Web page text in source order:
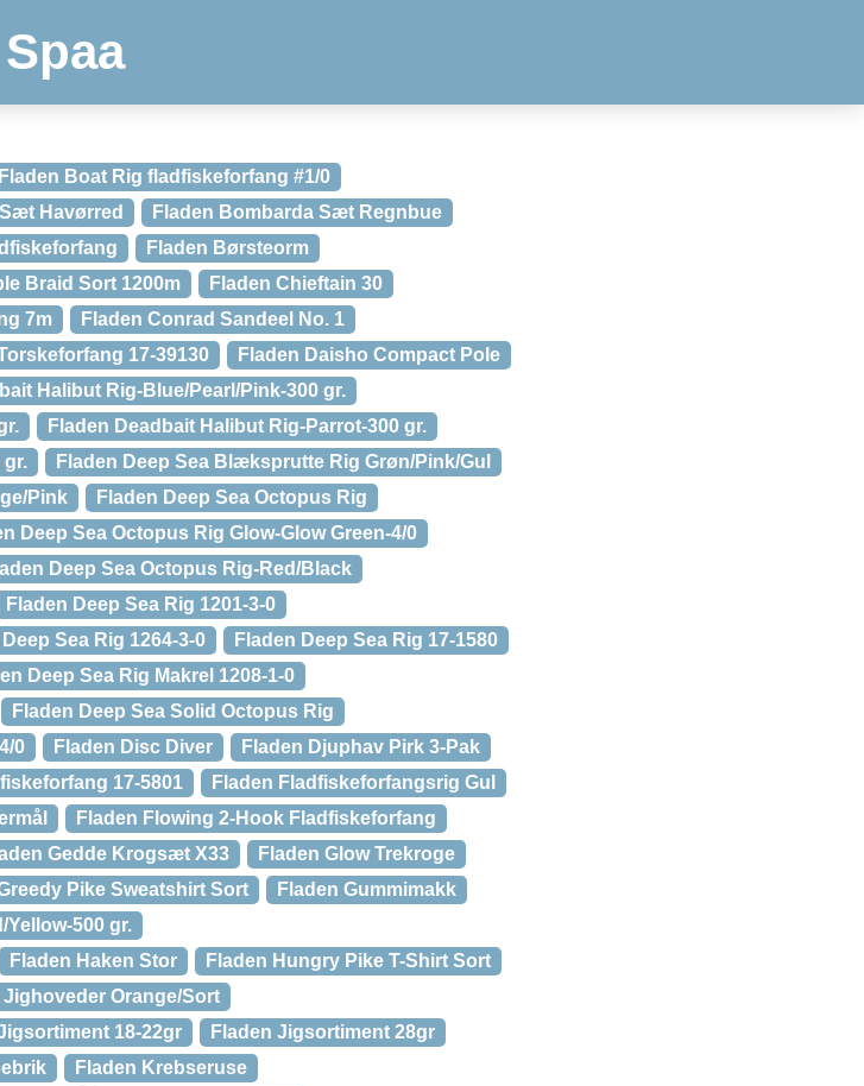
Spaa
Fladen Boat Rig fladfiskeforfang #1/0
Havørred
Fladen Bombarda Sæt Regnbue
Fladen Børsteorm
Braid Sort 1200m
Fladen Chieftain 30
7m
Fladen Conrad Sandeel No. 1
17-39130
Fladen Daisho Compact Pole
Halibut Rig-Blue/Pearl/Pink-300 gr.
Fladen Deadbait Halibut Rig-Parrot-300 gr.
gr.
Fladen Deep Sea Blæksprutte Rig Grøn/Pink/Gul
Pink
Fladen Deep Sea Octopus Rig
Deep Sea Octopus Rig Glow-Glow Green-4/0
Deep Sea Octopus Rig-Red/Black
Fladen Deep Sea Rig 1201-3-0
Sea Rig 1264-3-0
Fladen Deep Sea Rig 17-1580
Deep Sea Rig Makrel 1208-1-0
Fladen Deep Sea Solid Octopus Rig
0
Fladen Disc Diver
Fladen Djuphav Pirk 3-Pak
17-5801
Fladen Fladfiskeforfangsrig Gul
Fladen Flowing 2-Hook Fladfiskeforfang
Gedde Krogsæt X33
Fladen Glow Trekroge
Pike Sweatshirt Sort
Fladen Gummimakk
Yellow-500 gr.
Fladen Haken Stor
Fladen Hungry Pike T-Shirt Sort
Jighoveder Orange/Sort
18-22gr
Fladen Jigsortiment 28gr
Fladen Krebseruse